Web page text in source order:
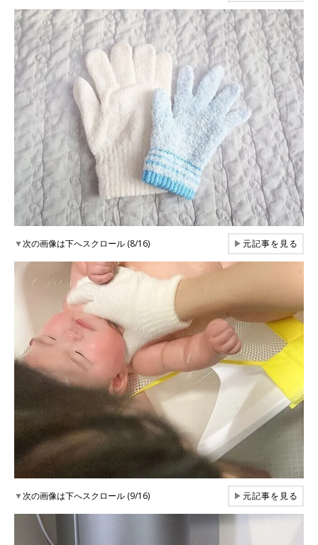
▼次の画像は下へスクロール (8/16) ▶元記事を見る
▼次の画像は下へスクロール (9/16) ▶元記事を見る